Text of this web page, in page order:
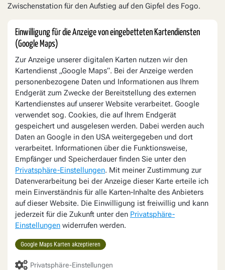
Zwischenstation für den Aufstieg auf den Gipfel des Fogo.
Einwilligung für die Anzeige von eingebetteten Kartendiensten
(Google Maps)
Zur Anzeige unserer digitalen Karten nutzen wir den
Kartendienst „Google Maps“. Bei der Anzeige werden
personenbezogene Daten und Informationen aus Ihrem
Endgerät zum Zwecke der Bereitstellung des externen
Kartendienstes auf unserer Website verarbeitet. Google
verwendet sog. Cookies, die auf Ihrem Endgerät
gespeichert und ausgelesen werden. Dabei werden auch
Daten an Google in den USA weitergegeben und dort
verarbeitet. Informationen über die Funktionsweise,
Empfänger und Speicherdauer finden Sie unter den
Privatsphäre-Einstellungen. Mit meiner Zustimmung zur
Datenverarbeitung bei der Anzeige dieser Karte erteile ich
mein Einverständnis für alle Karten-Inhalte des Anbieters
auf dieser Website. Die Einwilligung ist freiwillig und kann
jederzeit für die Zukunft unter den Privatsphäre-
Einstellungen widerrufen werden.
Google Maps Karten akzeptieren
Privatsphäre-Einstellungen